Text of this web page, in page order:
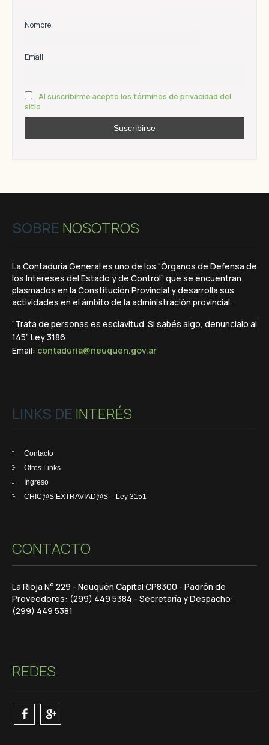
Nombre
Email
Al suscribirme acepto los términos de privacidad del
sitio
SOBRE NOSOTROS
La Contaduría General es uno de los “Órganos de Defensa de
los Intereses del Estado y de Control” que se encuentran
plasmados en la Constitución Provincial y desarrolla sus
actividades en el ámbito de la administración provincial.
“Trata de personas es esclavitud. Si sabés algo, denuncialo al
145” Ley 3186
Email: contaduria@neuquen.gov.ar
LINKS DE INTERÉS
Contacto
Otros Links
Ingreso
CHIC@S EXTRAVIAD@S – Ley 3151
CONTACTO
La Rioja N° 229 - Neuquén Capital CP8300 - Padrón de
Proveedores: (299) 449 5384 - Secretaría y Despacho:
(299) 449 5381
REDES